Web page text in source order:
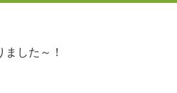
した～！